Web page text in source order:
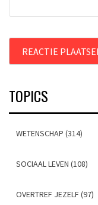
TOPICS
WETENSCHAP (314)
SOCIAAL LEVEN (108)
OVERTREF JEZELF (97)